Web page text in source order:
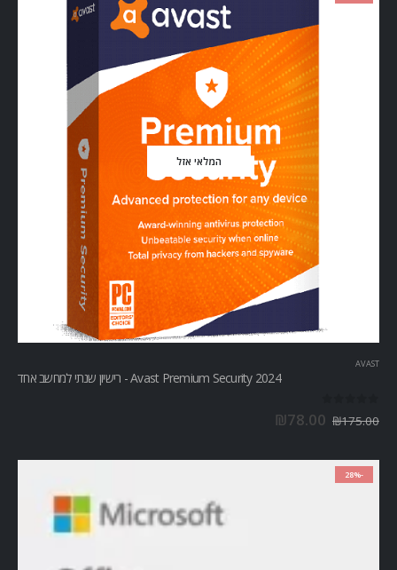
המלאי אזל
AVAST
Avast Premium Security 2024 - רישיון שנתי למחשב אחד
₪175.00
₪78.00
-28%